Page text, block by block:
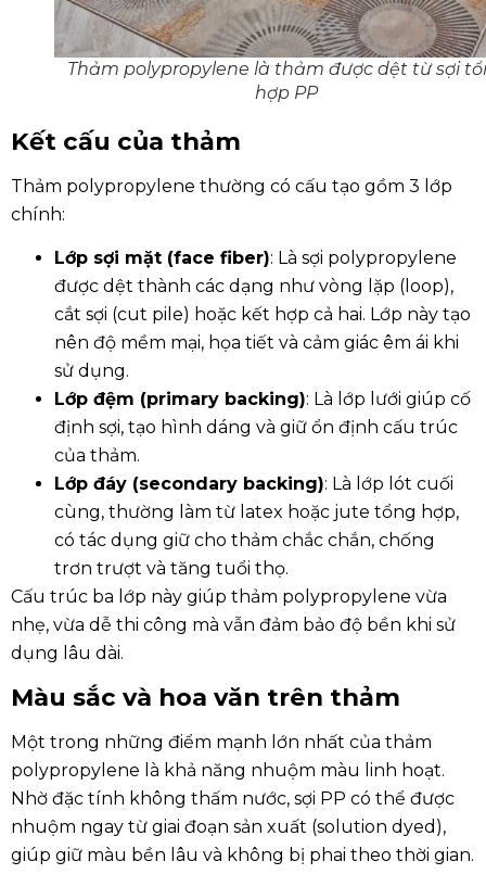
Thảm polypropylene là thảm được dệt từ sợi
hợp PP
Kết cấu của thảm
Thảm polypropylene thường có cấu tạo gồm 3 lớp
chính:
Lớp sợi mặt (face fiber): Là sợi polypropylene
được dệt thành các dạng như vòng lặp (loop),
cắt sợi (cut pile) hoặc kết hợp cả hai. Lớp này tạo
nên độ mềm mại, họa tiết và cảm giác êm ái khi
sử dụng.
Lớp đệm (primary backing): Là lớp lưới giúp cố
định sợi, tạo hình dáng và giữ ổn định cấu trúc
của thảm.
Lớp đáy (secondary backing): Là lớp lót cuối
cùng, thường làm từ latex hoặc jute tổng hợp,
có tác dụng giữ cho thảm chắc chắn, chống
trơn trượt và tăng tuổi thọ.
Cấu trúc ba lớp này giúp thảm polypropylene vừa
nhẹ, vừa dễ thi công mà vẫn đảm bảo độ bền khi sử
dụng lâu dài.
Màu sắc và hoa văn trên thảm
Một trong những điểm mạnh lớn nhất của thảm
polypropylene là khả năng nhuộm màu linh hoạt.
Nhờ đặc tính không thấm nước, sợi PP có thể được
nhuộm ngay từ giai đoạn sản xuất (solution dyed),
giúp giữ màu bền lâu và không bị phai theo thời gian.